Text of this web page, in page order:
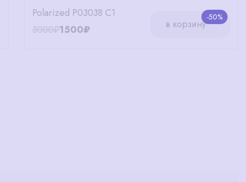
-50%
Polarized P03038 C1
3000₽1500₽ в корзину